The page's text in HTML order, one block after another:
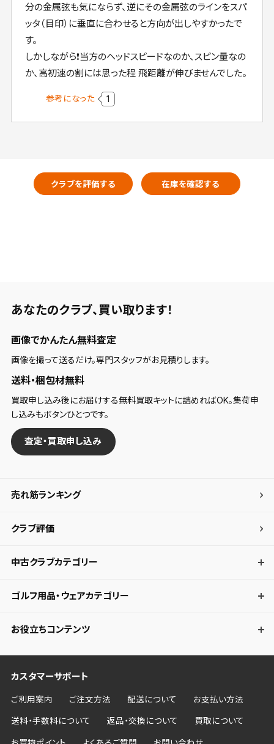
分の金属弦も気にならず、逆にその金属弦のラインをスパ
ッタ（目印）に垂直に合わせると方向が出しやすかったで
す。
しかしながら❗当方のヘッドスピードなのか、スピン量なの
か、高初速の割には思った程 飛距離が伸びませんでした。
参考になった 1
クラブを評価する 在庫を確認する
あなたのクラブ、 買い取ります！
画像でかんたん無料査定
画像を撮って送るだけ。専門スタッフがお見積りします。
送料・梱包材無料
買取申し込み後にお届けする無料買取キットに詰めればOK。集荷申
し込みもボタンひとつです。
査定・買取申し込み
売れ筋ランキング
クラブ評価
中古クラブカテゴリー
ゴルフ用品・ウェアカテゴリー
お役立ちコンテンツ
カスタマーサポート
ご利用案内 ご注文方法 配送について お支払い方法
送料・手数料について 返品・交換について 買取について